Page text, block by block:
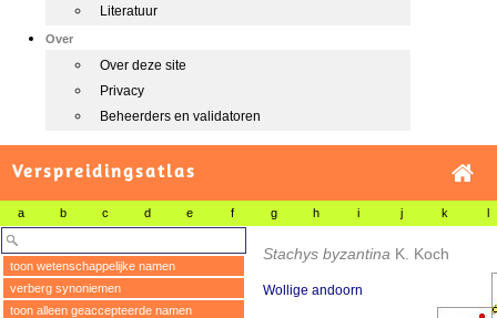
Literatuur
Over
Over deze site
Privacy
Beheerders en validatoren
Verspreidingsatlas
a b c d e f g h i j k l
toon wetenschappelijke namen
verberg synoniemen
toon alleen geaccepteerde namen
Stachys byzantina K. Koch
Wollige andoorn